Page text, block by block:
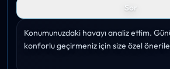
Sor
Konumunuzdaki havayı analiz ettim.
konforlu geçirmeniz için size özel